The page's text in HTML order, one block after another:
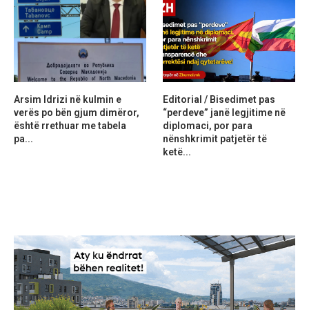
Arsim Idrizi në kulmin e
verës po bën gjum dimëror,
është rrethuar me tabela
pa...
Editorial / Bisedimet pas
“perdeve” janë legjitime në
diplomaci, por para
nënshkrimit patjetër të
ketë...